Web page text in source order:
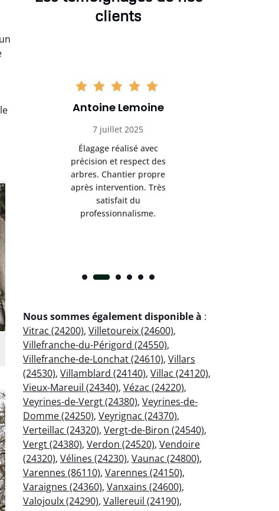
clients
Antoine Lemoine
7 juillet 2025
Élagage réalisé avec
précision et respect des
arbres. Chantier propre
après intervention. Très
satisfait du
professionnalisme.
Nous sommes également disponible à :
Vitrac (24200), Villetoureix (24600),
Villefranche-du-Périgord (24550),
Villefranche-de-Lonchat (24610), Villars
(24530), Villamblard (24140), Villac (24120),
Vieux-Mareuil (24340), Vézac (24220),
Veyrines-de-Vergt (24380), Veyrines-de-
Domme (24250), Veyrignac (24370),
Verteillac (24320), Vergt-de-Biron (24540),
Vergt (24380), Verdon (24520), Vendoire
(24320), Vélines (24230), Vaunac (24800),
Varennes (86110), Varennes (24150),
Varaignes (24360), Vanxains (24600),
Valojoulx (24290), Vallereuil (24190),